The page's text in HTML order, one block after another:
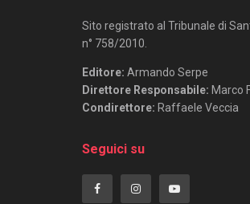
Sito registrato al Tribunale di
n° 758/2010.
Editore: Armando Serpe
Direttore Responsabile: Marco
Condirettore: Raffaele Veccia
Seguici su